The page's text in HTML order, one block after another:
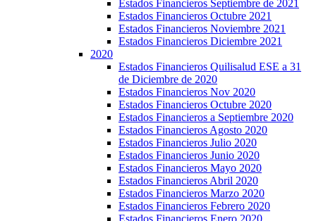
Estados Financieros Septiembre de 2021
Estados Financieros Octubre 2021
Estados Financieros Noviembre 2021
Estados Financieros Diciembre 2021
2020
Estados Financieros Quilisalud ESE a 31
de Diciembre de 2020
Estados Financieros Nov 2020
Estados Financieros Octubre 2020
Estados Financieros a Septiembre 2020
Estados Financieros Agosto 2020
Estados Financieros Julio 2020
Estados Financieros Junio 2020
Estados Financieros Mayo 2020
Estados Financieros Abril 2020
Estados Financieros Marzo 2020
Estados Financieros Febrero 2020
Estados Financieros Enero 2020